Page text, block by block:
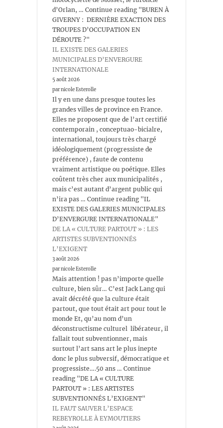
d’Orlan, … Continue reading "BUREN À
GIVERNY : DERNIÈRE EXACTION DES
TROUPES D’OCCUPATION EN
DÉROUTE ?"
IL EXISTE DES GALERIES
MUNICIPALES D’ENVERGURE
INTERNATIONALE
5 août 2026
par nicole Esterolle
Il y en une dans presque toutes les
grandes villes de province en France.
Elles ne proposent que de l’art certifié
contemporain , conceptuao-bicialre,
international, toujours très chargé
idéologiquement (progressiste de
préférence) , faute de contenu
vraiment artistique ou poétique. Elles
coûtent très cher aux municipalités ,
mais c’est autant d’argent public qui
n’ira pas … Continue reading "IL
EXISTE DES GALERIES MUNICIPALES
D’ENVERGURE INTERNATIONALE"
DE LA « CULTURE PARTOUT » : LES
ARTISTES SUBVENTIONNÉS
L’EXIGENT
3 août 2026
par nicole Esterolle
Mais attention ! pas n’importe quelle
culture, bien sûr… C’est Jack Lang qui
avait décrété que la culture était
partout, que tout était art pour tout le
monde Et, qu’au nom d’un
déconstructisme culturel libérateur, il
fallait tout subventionner, mais
surtout l’art sans art le plus inepte
donc le plus subversif, démocratique et
progressiste….50 ans … Continue
reading "DE LA « CULTURE
PARTOUT » : LES ARTISTES
SUBVENTIONNÉS L’EXIGENT"
IL FAUT SAUVER L’ESPACE
REBEYROLLE À EYMOUTIERS